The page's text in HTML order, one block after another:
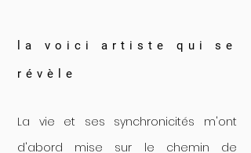
la voici artiste qui se
révèle
La vie et ses synchronicités m'ont
d'abord mise sur le chemin de